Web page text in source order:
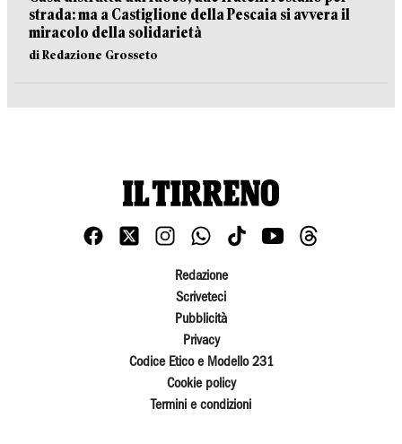
strada: ma a Castiglione della Pescaia si avvera il
miracolo della solidarietà
di Redazione Grosseto
Redazione
Scriveteci
Pubblicità
Privacy
Codice Etico e Modello 231
Cookie policy
Termini e condizioni